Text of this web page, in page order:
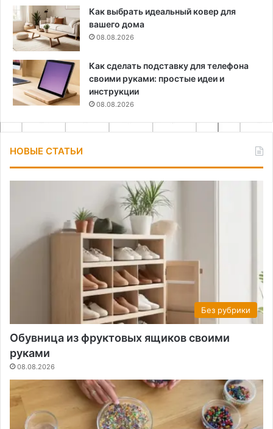
Как выбрать идеальный ковер для
вашего дома
08.08.2026
Как сделать подставку для телефона
своими руками: простые идеи и
инструкции
08.08.2026
НОВЫЕ СТАТЬИ
Без рубрики
Обувница из фруктовых ящиков своими
руками
08.08.2026